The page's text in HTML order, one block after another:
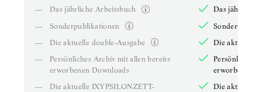
—
Das jährliche Arbeitsbuch
—
Sonderpublikationen
—
Die aktuelle double-Ausgabe
—
Persönliches Archiv mit allen bereits
erworbenen Downloads
—
Die aktuelle IXYPSILONZETT-
Das jährliche
Die aktuelle
Persönliches
erworbenen
Die aktuelle